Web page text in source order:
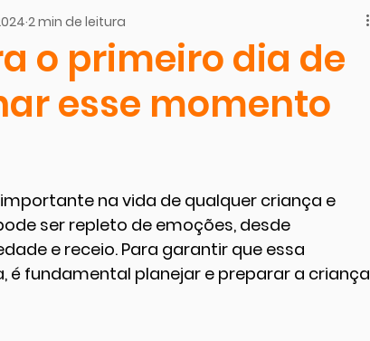
o primeiro dia de
esse momento
2 min de leitura
na vida de qualquer criança e
ser repleto de emoções, desde
e receio. Para garantir que essa
é fundamental planejar e preparar a criança